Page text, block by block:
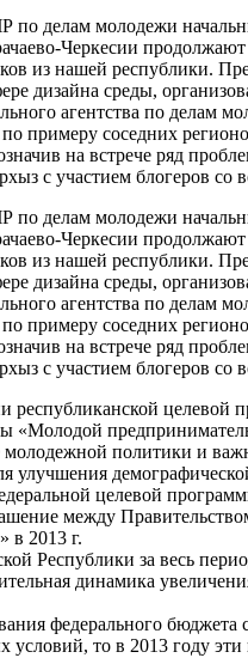
делам молодежи
Черкесии
из нашей республики.
дизайна среды,
агентства по
примеру соседних
на встрече ряд
с участием блогеров со
делам молодежи
Черкесии
из нашей республики.
дизайна среды,
агентства по
примеру соседних
на встрече ряд
с участием блогеров со
республиканской
«Молодой
политики и
целевой
между
в 2013 г.
Республики за весь
динамика
федерального
то в 2013 году